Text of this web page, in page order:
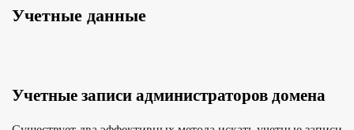
Учетные данные
Учетные записи администраторов домена